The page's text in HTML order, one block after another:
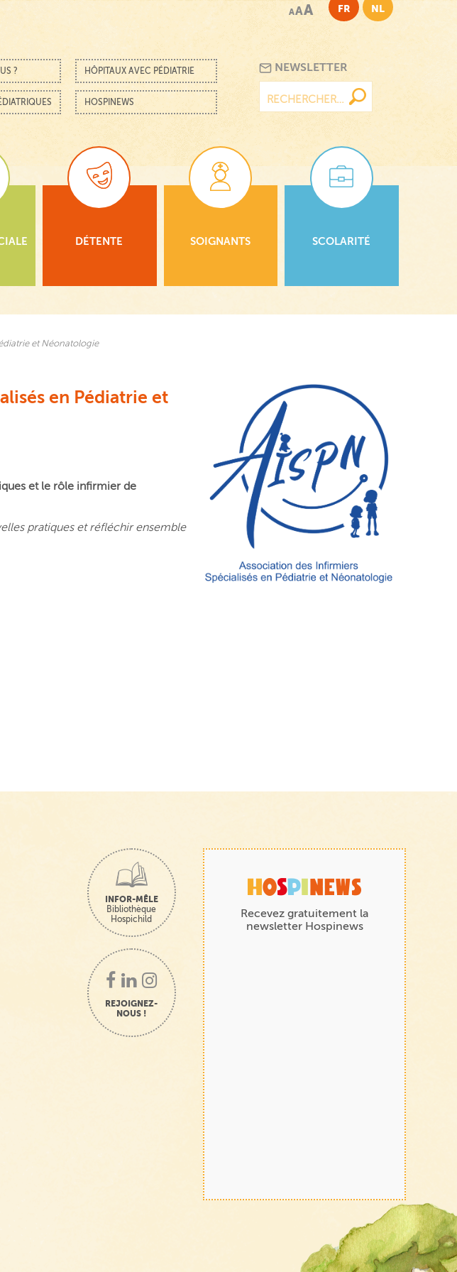
AAA FR NL
? HÔPITAUX AVEC PÉDIATRIE
HOSPINEWS
NEWSLETTER
DÉTENTE SOIGNANTS SCOLARITÉ
et Néonatologie
en Pédiatrie et
et le rôle infirmier de
pratiques et réfléchir ensemble
INFOR-MÊLE
Bibliothèque
Hospichild
REJOIGNEZ-
NOUS !
Recevez gratuitement la
newsletter Hospinews